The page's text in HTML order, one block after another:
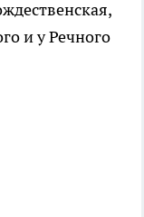
и у Речного